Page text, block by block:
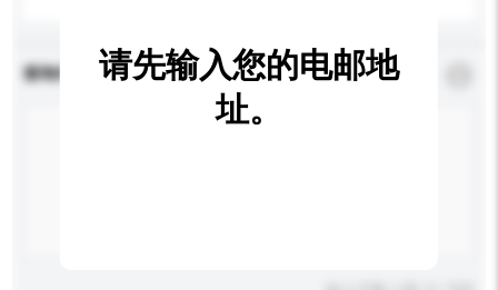
查询内容 *必须填写
请先输入您的电邮地
址。